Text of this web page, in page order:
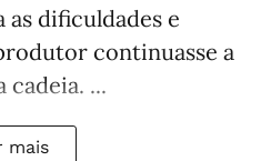
as dificuldades e
continuasse a
cadeia. ...
mais